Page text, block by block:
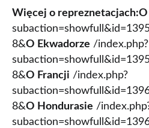
Więcej o repreznetacjach:O
8&O Ekwadorze /index.php?
8&O Francji /index.php?
8&O Hondurasie /